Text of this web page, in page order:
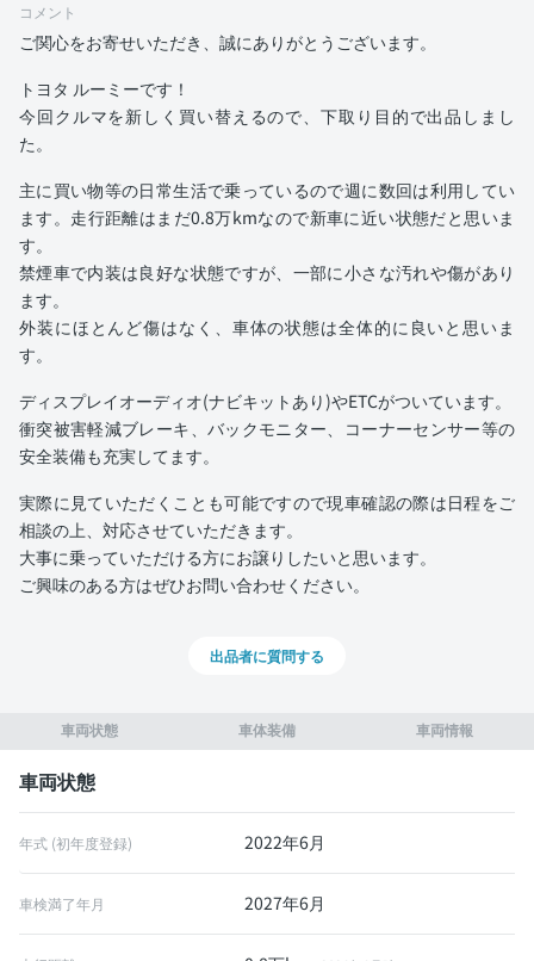
車両状態 車体装備 車両情報
車両状態
年式 (初年度登録) 2022年6月
車検満了年月 2027年6月
コメント
ご関心をお寄せいただき、誠にありがとうございます。
トヨタ ルーミーです！
今回クルマを新しく買い替えるので、下取り目的で出品しまし
た。
主に買い物等の日常生活で乗っているので週に数回は利用してい
ます。走行距離はまだ0.8万kmなので新車に近い状態だと思いま
す。
禁煙車で内装は良好な状態ですが、一部に小さな汚れや傷があり
ます。
外装にほとんど傷はなく、車体の状態は全体的に良いと思いま
す。
ディスプレイオーディオ(ナビキットあり)やETCがついています。
衝突被害軽減ブレーキ、バックモニター、コーナーセンサー等の
安全装備も充実してます。
実際に見ていただくことも可能ですので現車確認の際は日程をご
相談の上、対応させていただきます。
大事に乗っていただける方にお譲りしたいと思います。
ご興味のある方はぜひお問い合わせください。
出品者に質問する